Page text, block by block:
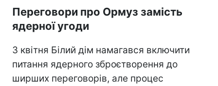
Переговори про Ормуз замість
ядерної угоди
З квітня Білий дім намагався включити
питання ядерного зброєтворення до
ширших переговорів, але процес